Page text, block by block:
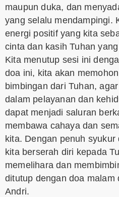
maupun duka, dan
yang selalu mendampingi.
energi positif yang kita
cinta dan kasih Tuhan
Kita menutup sesi ini
doa ini, kita akan
bimbingan dari Tuhan,
dalam pelayanan dan
dapat menjadi saluran
membawa cahaya dan
kita. Dengan penuh
kita berserah diri kepada
memelihara dan
ditutup dengan doa malam
Andri.